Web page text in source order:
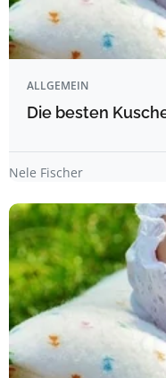
ALLGEMEIN
Die besten
Nele Fischer